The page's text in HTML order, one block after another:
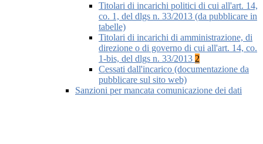
Titolari di incarichi politici di cui all'art. 14,
co. 1, del dlgs n. 33/2013 (da pubblicare in
tabelle)
Titolari di incarichi di amministrazione, di
direzione o di governo di cui all'art. 14, co.
1-bis, del dlgs n. 33/2013 2
Cessati dall'incarico (documentazione da
pubblicare sul sito web)
Sanzioni per mancata comunicazione dei dati